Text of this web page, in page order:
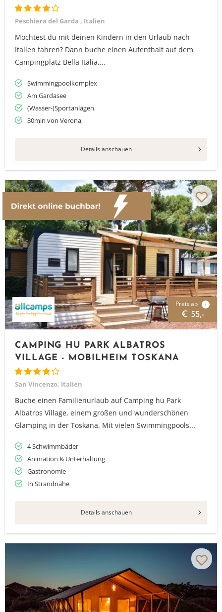
Peschiera del Garda , Italien
Möchtest du mit deinen Kindern in den Urlaub nach
Italien fahren? Dann buche einen Aufenthalt auf dem
Campingplatz Bella Italia,...
Swimmingpoolkomplex
Am Gardasee
(Wasser-)Sportanlagen
30min von Verona
Details anschauen
Preis ab i
€ 55,-
CAMPING HU PARK ALBATROS
VILLAGE - MOBILHEIM TOSKANA
San Vincenzo, Italien
Buche einen Familienurlaub auf Camping hu Park
Albatros Village, einem großen und wunderschönen
Glamping in der Toskana. Mit vielen Swimmingpools...
4 Schwimmbäder
Animation & Unterhaltung
Gastronomie
In Strandnähe
Details anschauen